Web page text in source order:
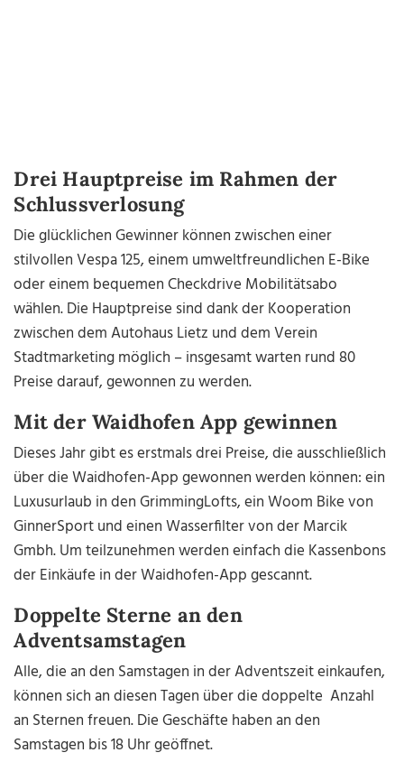
Drei Hauptpreise im Rahmen der
Schlussverlosung
Die glücklichen Gewinner können zwischen einer
stilvollen Vespa 125, einem umweltfreundlichen E-Bike
oder einem bequemen Checkdrive Mobilitätsabo
wählen. Die Hauptpreise sind dank der Kooperation
zwischen dem Autohaus Lietz und dem Verein
Stadtmarketing möglich – insgesamt warten rund 80
Preise darauf, gewonnen zu werden.
Mit der Waidhofen App gewinnen
Dieses Jahr gibt es erstmals drei Preise, die ausschließlich
über die Waidhofen-App gewonnen werden können: ein
Luxusurlaub in den GrimmingLofts, ein Woom Bike von
GinnerSport und einen Wasserfilter von der Marcik
Gmbh. Um teilzunehmen werden einfach die Kassenbons
der Einkäufe in der Waidhofen-App gescannt.
Doppelte Sterne an den
Adventsamstagen
Alle, die an den Samstagen in der Adventszeit einkaufen,
können sich an diesen Tagen über die doppelte Anzahl
an Sternen freuen. Die Geschäfte haben an den
Samstagen bis 18 Uhr geöffnet.